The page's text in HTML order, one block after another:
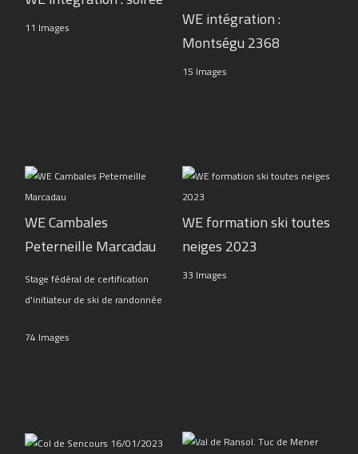
11 Images
WE intégration :
Montségu 2368
15 Images
WE Cambales
Peterneille Marcadau
Stage fédéral de certification
d'initiateur de ski de randonnée
74 Images
WE formation ski toutes
neiges 2023
33 Images